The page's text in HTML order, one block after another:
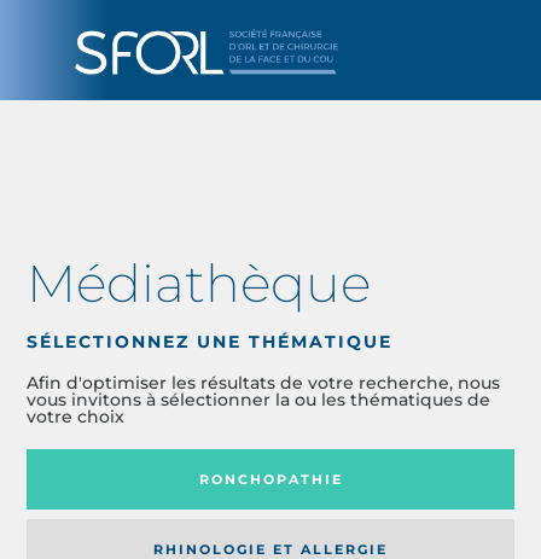
Médiathèque
SÉLECTIONNEZ UNE THÉMATIQUE
Afin d'optimiser les résultats de votre recherche, nous
vous invitons à sélectionner la ou les thématiques de
votre choix
RONCHOPATHIE
RHINOLOGIE ET ALLERGIE